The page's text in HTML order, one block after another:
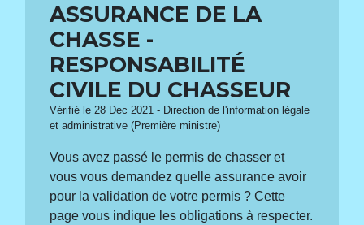
ASSURANCE DE LA
CHASSE -
RESPONSABILITÉ
CIVILE DU CHASSEUR
Vérifié le 28 Dec 2021 - Direction de l'information légale
et administrative (Première ministre)
Vous avez passé le permis de chasser et
vous vous demandez quelle assurance avoir
pour la validation de votre permis ? Cette
page vous indique les obligations à respecter.